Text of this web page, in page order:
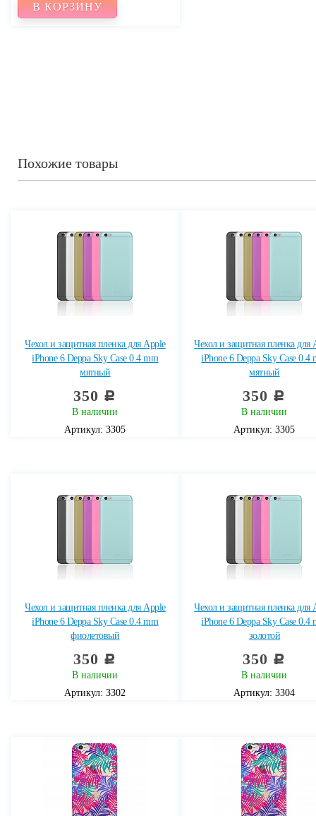
В КОРЗИНУ
Похожие товары
Чехол и защитная пленка для Apple
iPhone 6 Deppa Sky Case 0.4 mm
мятный
350 c
В наличии
Артикул: 3305
Чехол и защитная пленка для
iPhone 6 Deppa Sky Case 0.4
мятный
350 c
В наличии
Артикул: 3305
Чехол и защитная пленка для Apple
iPhone 6 Deppa Sky Case 0.4 mm
фиолетовый
350 c
В наличии
Артикул: 3302
Чехол и защитная пленка для
iPhone 6 Deppa Sky Case 0.4
золотой
350 c
В наличии
Артикул: 3304